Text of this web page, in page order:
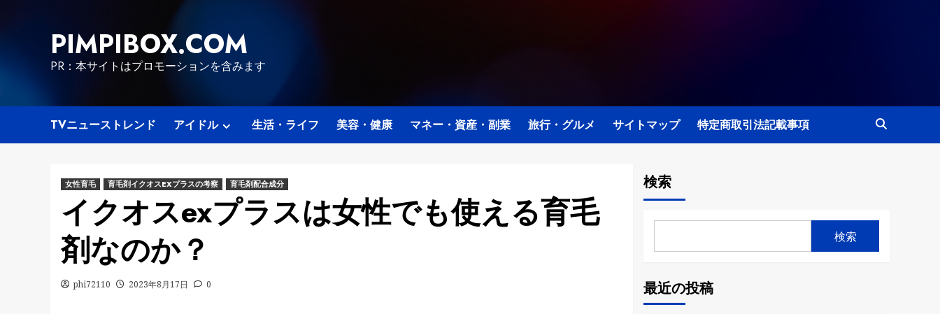
PIMPIBOX.COM
PR：本サイトはプロモーションを含みます
TVニューストレンド アイドル 生活・ライフ 美容・健康 マネー・資産・副業 旅行・グルメ サイトマップ 特定商取引法記載事項
女性育毛 育毛剤イクオスEXプラスの考察 育毛剤配合成分
イクオスexプラスは女性でも使える育毛
剤なのか？
phi72110 2023年8月17日 0
検索
検索
最近の投稿